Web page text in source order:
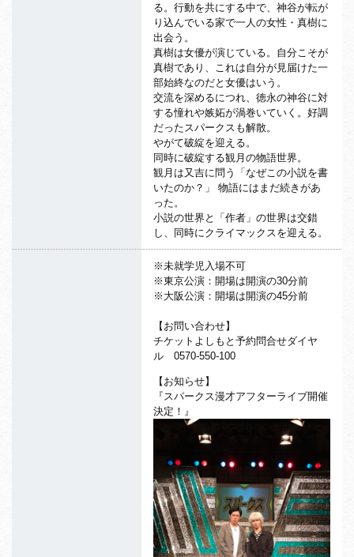
る。行動を共にする中で、神谷が転が
り込んでいる家で一人の女性・真樹に
出会う。
真樹は女優が演じている。自分こそが
真樹であり、これは自分が見届けた一
部始終なのだと女優はいう。
交流を深めるにつれ、徳永の神谷に対
する憧れや嫉妬が渦巻いていく。好調
だったスパークスも解散。
やがて破綻を迎える。
同時に破綻する観月の物語世界。
観月は又吉に問う「なぜこの小説を書
いたのか？」 物語にはまだ続きがあ
った。
小説の世界と「作者」の世界は交錯
し、同時にクライマックスを迎える。
※未就学児入場不可
※東京公演：開場は開演の30分前
※大阪公演：開場は開演の45分前
【お問い合わせ】
チケットよしもと予約問合せダイヤ
ル 0570-550-100
【お知らせ】
『スパークス漫才アフターライブ開催
決定！』